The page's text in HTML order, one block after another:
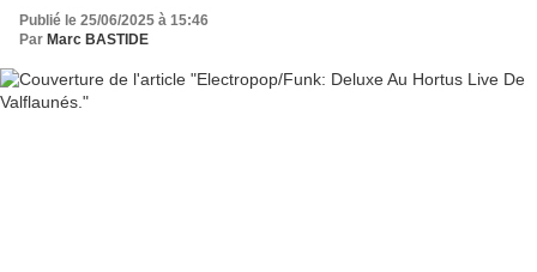
Publié le 25/06/2025 à 15:46
Par Marc BASTIDE